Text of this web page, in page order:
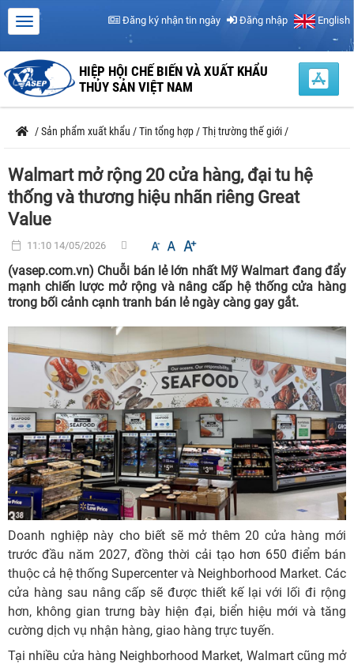
Đăng ký nhận tin ngày Đăng nhập English
HIỆP HỘI CHẾ BIẾN VÀ XUẤT KHẨU
THỦY SẢN VIỆT NAM
/Sản phẩm xuất khẩu /Tin tổng hợp /Thị trường thế giới /
Walmart mở rộng 20 cửa hàng, đại tu hệ
thống và thương hiệu nhãn riêng Great
Value
11:10 14/05/2026
(vasep.com.vn) Chuỗi bán lẻ lớn nhất Mỹ Walmart đang đẩy
mạnh chiến lược mở rộng và nâng cấp hệ thống cửa hàng
trong bối cảnh cạnh tranh bán lẻ ngày càng gay gắt.
Doanh nghiệp này cho biết sẽ mở thêm 20 cửa hàng mới
trước đầu năm 2027, đồng thời cải tạo hơn 650 điểm bán
thuộc cả hệ thống Supercenter và Neighborhood Market. Các
cửa hàng sau nâng cấp sẽ được thiết kế lại với lối đi rộng
hơn, không gian trưng bày hiện đại, biển hiệu mới và tăng
cường dịch vụ nhận hàng, giao hàng trực tuyến.
Tại nhiều cửa hàng Neighborhood Market, Walmart cũng mở